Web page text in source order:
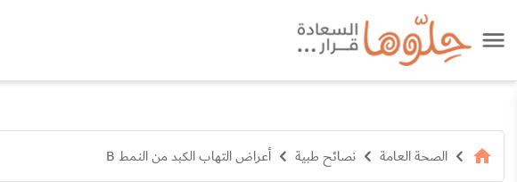
الصحة العامة نصائح طبية أعراض التهاب الكبد من النمط B